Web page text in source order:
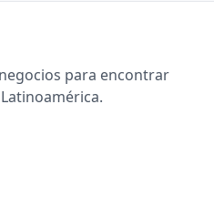
para encontrar